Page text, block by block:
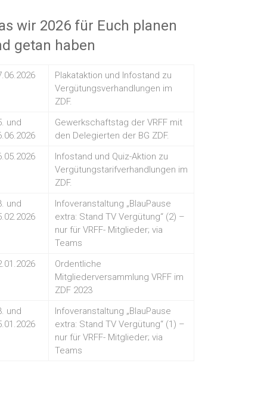
wir 2026 für Euch planen
getan haben
Plakataktion und Infostand zu
Vergütungsverhandlungen im
ZDF.
und
Gewerkschaftstag der VRFF mit
den Delegierten der BG ZDF.
Infostand und Quiz-Aktion zu
Vergütungstarifverhandlungen im
ZDF.
und
Infoveranstaltung „BlauPause
extra: Stand TV Vergütung“ (2) –
nur für VRFF- Mitglieder; via
Teams
Ordentliche
Mitgliederversammlung VRFF im
ZDF 2023
und
Infoveranstaltung „BlauPause
extra: Stand TV Vergütung“ (1) –
nur für VRFF- Mitglieder; via
Teams